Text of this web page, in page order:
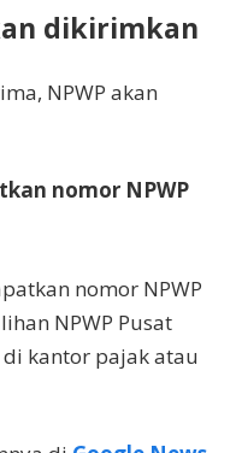
dikirimkan
NPWP akan
nomor NPWP
nomor NPWP
NPWP Pusat
kantor pajak atau